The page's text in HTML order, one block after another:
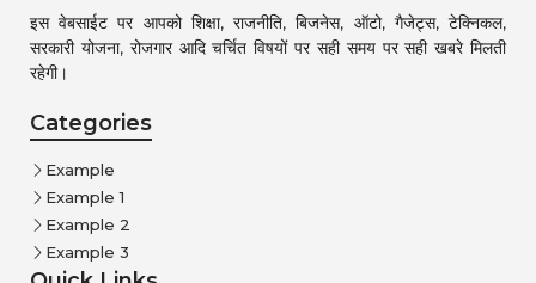
इस वेबसाईट पर आपको शिक्षा, राजनीति, बिजनेस, ऑटो, गैजेट्स, टेक्निकल,
सरकारी योजना, रोजगार आदि चर्चित विषयों पर सही समय पर सही खबरे मिलती
रहेगी।
Categories
Example
Example 1
Example 2
Example 3